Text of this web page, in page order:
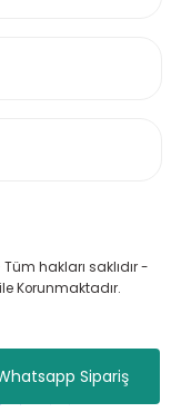
Sipariş
hakları saklıdır -
Korunmaktadır.